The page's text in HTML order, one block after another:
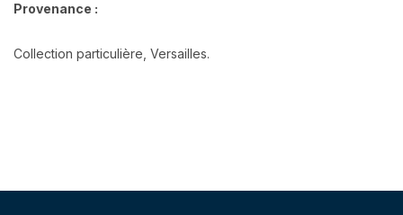
Provenance :
Collection particulière, Versailles.